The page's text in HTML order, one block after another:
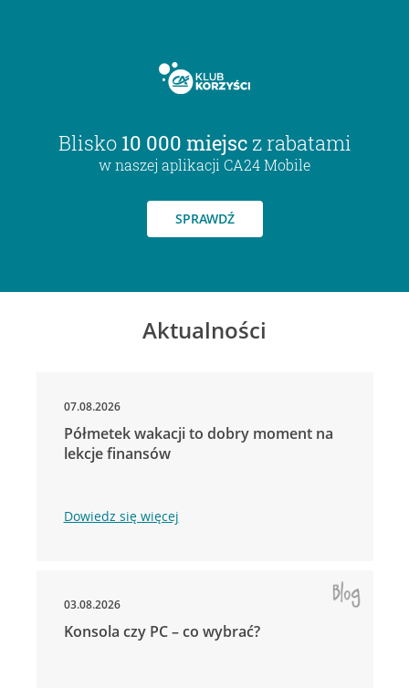
Blisko 10 000 miejsc z rabatami
w naszej aplikacji CA24 Mobile
SPRAWDŹ
Aktualności
07.08.2026
Półmetek wakacji to dobry moment na
lekcje finansów
Dowiedz się więcej
03.08.2026
Konsola czy PC – co wybrać?